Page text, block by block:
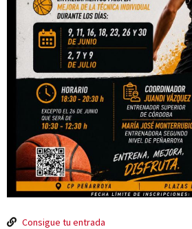
Consigue tu entrada